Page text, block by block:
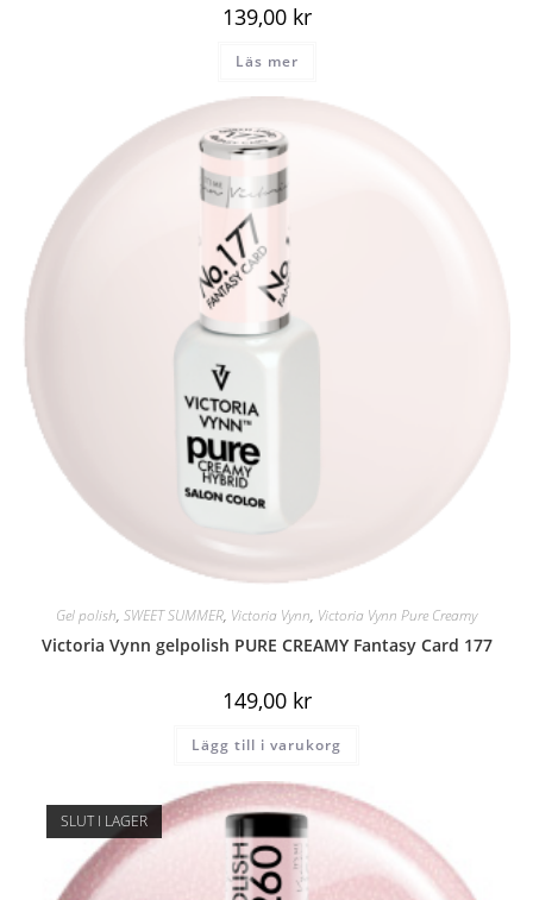
139,00 kr
Läs mer
Gel polish, SWEET SUMMER, Victoria Vynn, Victoria Vynn Pure Creamy
Victoria Vynn gelpolish PURE CREAMY Fantasy Card 177
149,00 kr
Lägg till i varukorg
SLUT I LAGER